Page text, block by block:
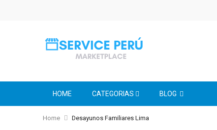
HOME CATEGORIAS
BLOG
Home Desayunos Familiares Lima